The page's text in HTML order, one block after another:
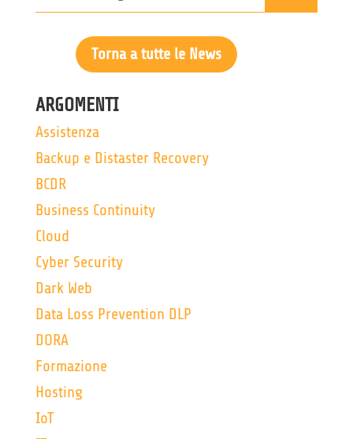
Torna a tutte le News
ARGOMENTI
Assistenza
Backup e Distaster Recovery
BCDR
Business Continuity
Cloud
Cyber Security
Dark Web
Data Loss Prevention DLP
DORA
Formazione
Hosting
IoT